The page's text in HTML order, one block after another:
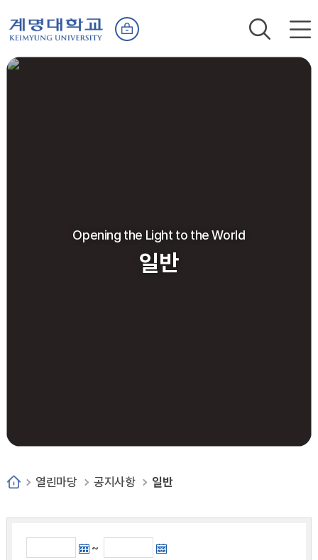
Opening the Light to the World
일반
열린마당 공지사항 일반
~